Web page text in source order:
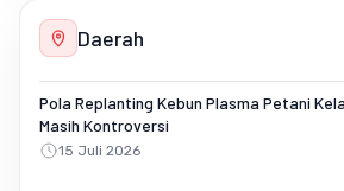
Daerah
Pola Replanting Kebun Plasma Petani
Masih Kontroversi
15 Juli 2026